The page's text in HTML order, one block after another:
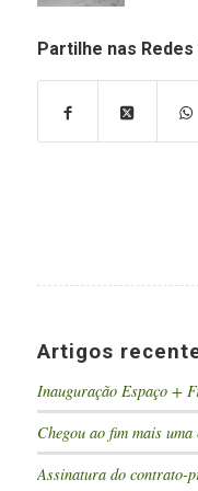
Partilhe nas
Artigos
Inauguração Espaço +
Chegou ao fim mais
Assinatura do contrato-